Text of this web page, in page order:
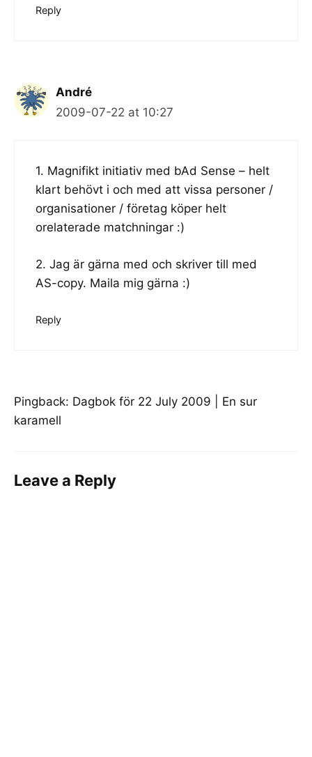
Reply
André
2009-07-22 at 10:27
1. Magnifikt initiativ med bAd Sense – helt
klart behövt i och med att vissa personer /
organisationer / företag köper helt
orelaterade matchningar :)
2. Jag är gärna med och skriver till med
AS-copy. Maila mig gärna :)
Reply
Pingback: Dagbok för 22 July 2009 | En sur
karamell
Leave a Reply